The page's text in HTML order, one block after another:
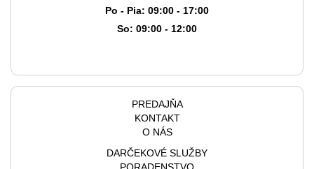
Po - Pia: 09:00 - 17:00
So: 09:00 - 12:00
PREDAJŇA
KONTAKT
O NÁS
DARČEKOVÉ SLUŽBY